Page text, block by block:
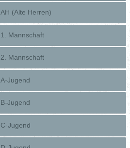
AH (Alte Herren)
1. Mannschaft
2. Mannschaft
A-Jugend
B-Jugend
C-Jugend